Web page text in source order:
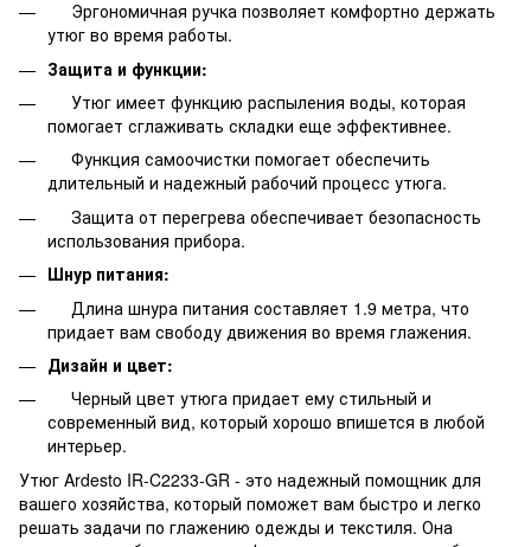
Эргономичная ручка позволяет комфортно держать
утюг во время работы.
Защита и функции:
Утюг имеет функцию распыления воды, которая
помогает сглаживать складки еще эффективнее.
Функция самоочистки помогает обеспечить
длительный и надежный рабочий процесс утюга.
Защита от перегрева обеспечивает безопасность
использования прибора.
Шнур питания:
Длина шнура питания составляет 1.9 метра, что
придает вам свободу движения во время глажения.
Дизайн и цвет:
Черный цвет утюга придает ему стильный и
современный вид, который хорошо впишется в любой
интерьер.
Утюг Ardesto IR-C2233-GR - это надежный помощник для
вашего хозяйства, который поможет вам быстро и легко
решать задачи по глажению одежды и текстиля. Она